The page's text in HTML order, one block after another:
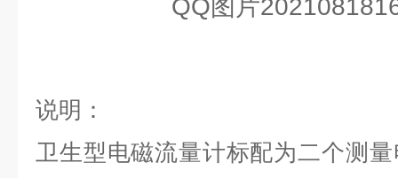
说明：
卫生型电磁流量计标配为二个测